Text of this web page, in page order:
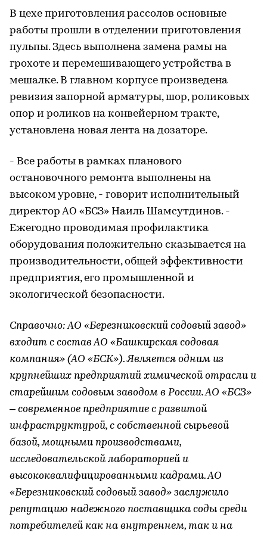
В цехе приготовления рассолов основные
работы прошли в отделении приготовления
пульпы. Здесь выполнена замена рамы на
грохоте и перемешивающего устройства в
мешалке. В главном корпусе произведена
ревизия запорной арматуры, шор, роликовых
опор и роликов на конвейерном тракте,
установлена новая лента на дозаторе.
- Все работы в рамках планового
остановочного ремонта выполнены на
высоком уровне, - говорит исполнительный
директор АО «БСЗ» Наиль Шамсутдинов. -
Ежегодно проводимая профилактика
оборудования положительно сказывается на
производительности, общей эффективности
предприятия, его промышленной и
экологической безопасности.
Справочно: АО «Березниковский содовый завод»
входит с состав АО «Башкирская содовая
компания» (АО «БСК»). Является одним из
крупнейших предприятий химической отрасли и
старейшим содовым заводом в России. АО «БСЗ»
– современное предприятие с развитой
инфраструктурой, с собственной сырьевой
базой, мощными производствами,
исследовательской лабораторией и
высококвалифицированными кадрами. АО
«Березниковский содовый завод» заслужило
репутацию надежного поставщика соды среди
потребителей как на внутреннем, так и на